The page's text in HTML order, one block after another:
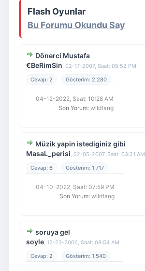
Bu Forumu Okundu Say
Flash Oyunlar
Dönerci Mustafa
€BeRimSin, 02-17-2007, Saat: 05:52 PM
2
2,280
04-12-2022, Saat: 10:28 AM
Son Yorum: wildfang
Müzik yapin istediginiz gibi
MasaL_perisi, 02-05-2007, Saat: 03:21 AM
6
1,717
04-10-2022, Saat: 07:59 PM
Son Yorum: wildfang
soruya gel
soyle, 12-23-2006, Saat: 08:54 AM
2
1,540